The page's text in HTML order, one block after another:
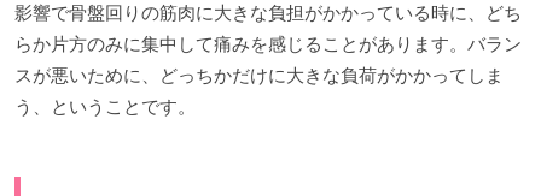
影響で骨盤回りの筋肉に大きな負担がかかっている時に、どち
らか片方のみに集中して痛みを感じることがあります。バラン
スが悪いために、どっちかだけに大きな負荷がかかってしま
う、ということです。